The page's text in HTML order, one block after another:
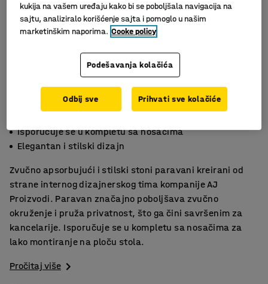
Isporučuje se u kompletu sa nosačima
Elegantan i stilski dizajn
Zvučno apsorbujući i stilski stoni paravani kreirani od
strane internog dizajnerskog tima kompanije AJ
Proizvodi. Paravan značajno poboljšava zvučno
okruženje i pruža privatnost, što ga čini savršenim za
kancelarije. Isporučuje se u kompletu sa nosačima za
lako montiranje na ploču stola.
Pročitaj više
kukija na vašem uređaju kako bi se poboljšala navigacija na
sajtu, analiziralo korišćenje sajta i pomoglo u našim
marketinškim naporima. Cooke policy
Podešavanja kolačića
Odbij sve Prihvati sve kolačiće